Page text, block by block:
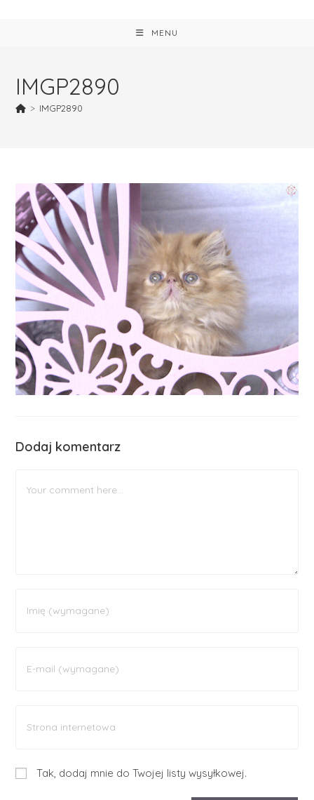
MENU
IMGP2890
> IMGP2890
Dodaj komentarz
Tak, dodaj mnie do Twojej listy wysyłkowej.